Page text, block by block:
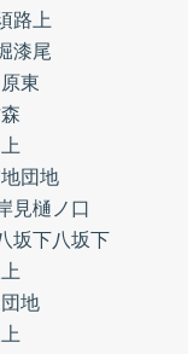
路上
漆尾
東
団地
見樋ノ口
坂下八坂下
地